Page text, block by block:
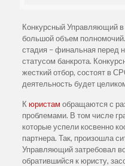
Конкурсный Управляющий в
большой объем
стадия – финальная перед
статусом банкрота.
жесткий отбор, состоят в
деятельность будет
К юристам обращаются с
проблемами. В том числе
которые успели косвенно
партнера. Так, произошла
Управляющий затребовал
обратившийся к юристу,